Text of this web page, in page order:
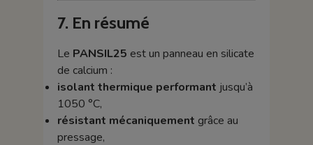
7. En résumé
Le PANSIL25 est un panneau en silicate
de calcium :
isolant thermique performant jusqu’à
1050 °C,
résistant mécaniquement grâce au
pressage,